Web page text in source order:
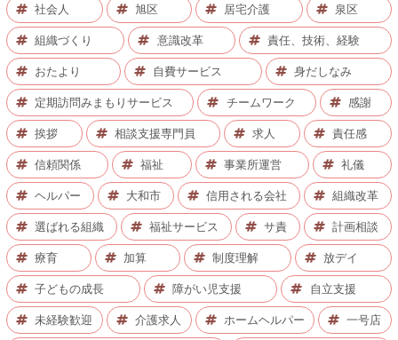
社会人 旭区 居宅介護 泉区
組織づくり 意識改革 責任、技術、経験
おたより 自費サービス 身だしなみ
定期訪問みまもりサービス チームワーク 感謝
挨拶 相談支援専門員 求人 責任感
信頼関係 福祉 事業所運営 礼儀
ヘルパー 大和市 信用される会社 組織改革
選ばれる組織 福祉サービス サ責 計画相談
療育 加算 制度理解 放デイ
子どもの成長 障がい児支援 自立支援
未経験歓迎 介護求人 ホームヘルパー 一号店